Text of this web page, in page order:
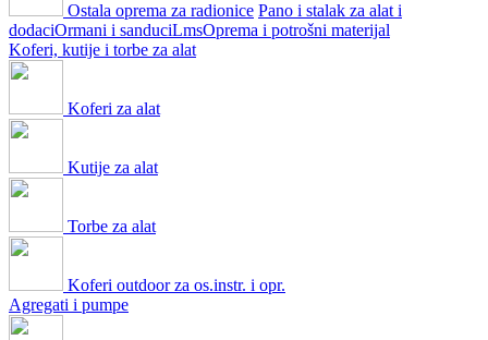
Ostala oprema za radionice Pano i stalak za alat i
dodaciOrmani i sanduciLmsOprema i potrošni materijal
Koferi, kutije i torbe za alat
Koferi za alat
Kutije za alat
Torbe za alat
Koferi outdoor za os.instr. i opr.
Agregati i pumpe